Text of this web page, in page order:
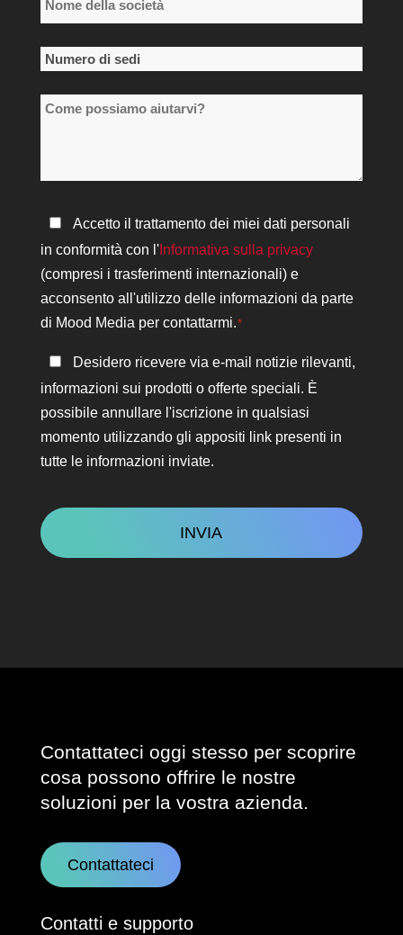
della
società
*
Numero
sedi
Come
Informativa
sulla
privacy
*
Accetto il trattamento dei miei dati personali
in conformità con l'Informativa sulla privacy
(compresi i trasferimenti internazionali) e
acconsento all'utilizzo delle informazioni da parte
di Mood Media per contattarmi.*
Rimanere
in
contatto
Desidero ricevere via e-mail notizie rilevanti,
informazioni sui prodotti o offerte speciali. È
possibile annullare l'iscrizione in qualsiasi
momento utilizzando gli appositi link presenti in
tutte le informazioni inviate.
Contattateci oggi stesso per scoprire
cosa possono offrire le nostre
soluzioni per la vostra azienda.
Contattateci
Contatti e supporto